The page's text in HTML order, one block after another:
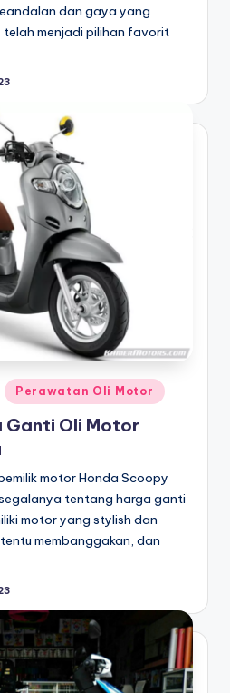
dan gaya yang
telah menjadi pilihan favorit
Perawatan Oli Motor
Ganti Oli Motor
motor Honda Scoopy
tentang harga ganti
motor yang stylish dan
membanggakan, dan